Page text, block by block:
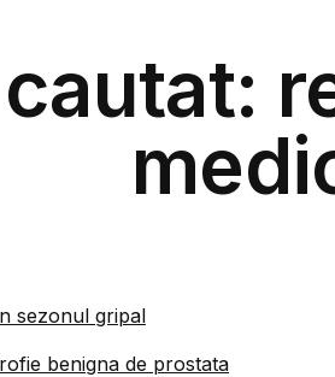
sezonul gripal
benigna de prostata